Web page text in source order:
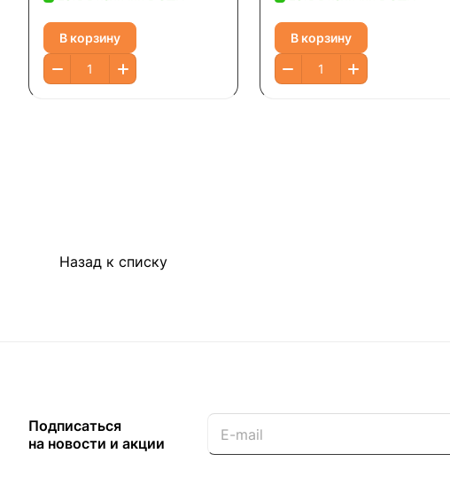
В корзину В корзину
Назад к списку
Подписаться
на новости и акции